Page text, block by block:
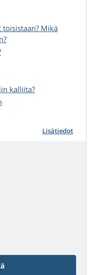
Mikä
kalliita?
Lisätiedot